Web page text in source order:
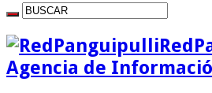
Agencia de